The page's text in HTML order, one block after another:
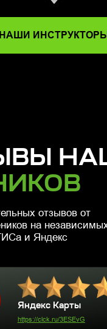
НАШИ ИНСТРУКТОРЫ